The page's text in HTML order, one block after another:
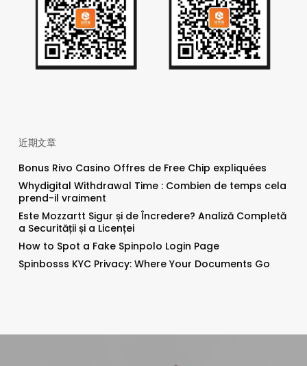
近期文章
Bonus Rivo Casino Offres de Free Chip expliquées
Whydigital Withdrawal Time : Combien de temps cela
prend-il vraiment
Este Mozzartt Sigur și de Încredere? Analiză Completă
a Securității și a Licenței
How to Spot a Fake Spinpolo Login Page
Spinbosss KYC Privacy: Where Your Documents Go